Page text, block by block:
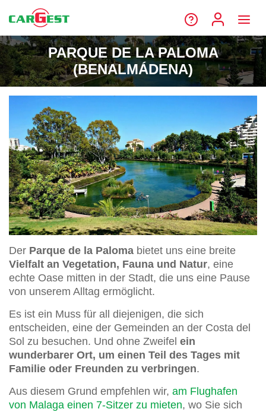
PARQUE DE LA PALOMA
(BENALMÁDENA)
Der Parque de la Paloma bietet uns eine breite
Vielfalt an Vegetation, Fauna und Natur, eine
echte Oase mitten in der Stadt, die uns eine Pause
von unserem Alltag ermöglicht.
Es ist ein Muss für all diejenigen, die sich
entscheiden, eine der Gemeinden an der Costa del
Sol zu besuchen. Und ohne Zweifel ein
wunderbarer Ort, um einen Teil des Tages mit
Familie oder Freunden zu verbringen.
Aus diesem Grund empfehlen wir, am Flughafen
von Malaga einen 7-Sitzer zu mieten, wo Sie sich